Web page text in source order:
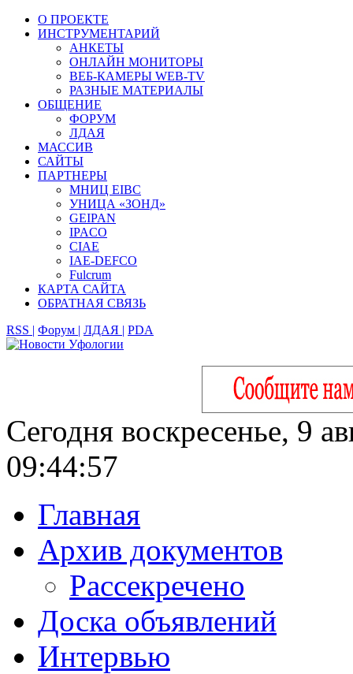
О ПРОЕКТЕ
ИНСТРУМЕНТАРИЙ
АНКЕТЫ
ОНЛАЙН МОНИТОРЫ
ВЕБ-КАМЕРЫ WEB-TV
РАЗНЫЕ МАТЕРИАЛЫ
ОБЩЕНИЕ
ФОРУМ
ЛДАЯ
МАССИВ
САЙТЫ
ПАРТНЕРЫ
МНИЦ EIBC
УНИЦА «ЗОНД»
GEIPAN
IPACO
CIAE
IAE-DEFCO
Fulcrum
КАРТА САЙТА
ОБРАТНАЯ СВЯЗЬ
RSS | Форум | ЛДАЯ | PDA
Сегодня воскресенье, 9
09:44:58
Главная
Архив документов
Рассекречено
Доска объявлений
Интервью